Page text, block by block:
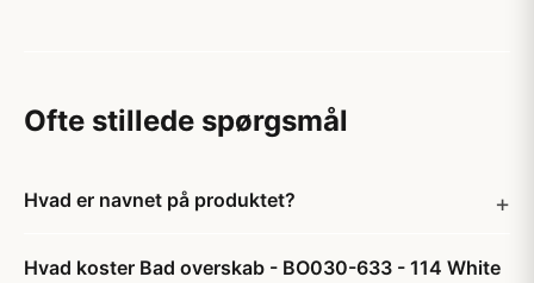
Ofte stillede spørgsmål
Hvad er navnet på produktet?
Hvad koster Bad overskab - BO030-633 - 114 White